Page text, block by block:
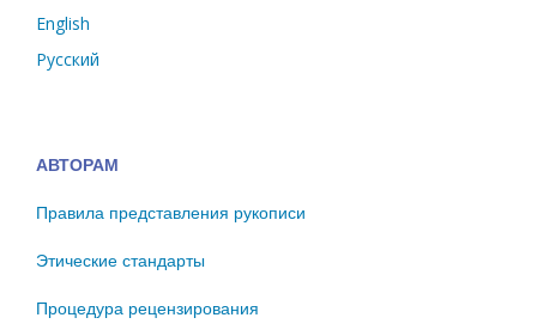
English
Русский
АВТОРАМ
Правила представления рукописи
Этические стандарты
Процедура рецензирования